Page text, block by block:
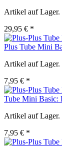
Artikel auf Lager.
29,95 € *
Plus Tube Mini
Artikel auf Lager.
7,95 € *
Tube Mini Basic:
Artikel auf Lager.
7,95 € *